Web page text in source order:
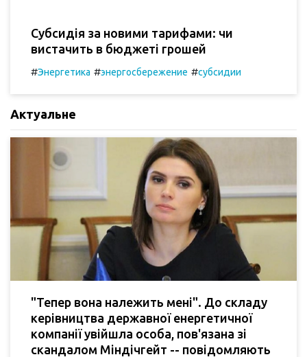
Субсидія за новими тарифами: чи
вистачить в бюджеті грошей
#Энергетика #энергосбережение #субсидии
Актуальне
"Тепер вона належить мені". До складу
керівництва державної енергетичної
компанії увійшла особа, пов'язана зі
скандалом Міндічгейт -- повідомляють